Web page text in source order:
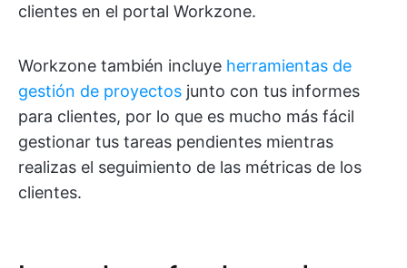
clientes en el portal Workzone.
Workzone también incluye herramientas de
gestión de proyectos junto con tus informes
para clientes, por lo que es mucho más fácil
gestionar tus tareas pendientes mientras
realizas el seguimiento de las métricas de los
clientes.